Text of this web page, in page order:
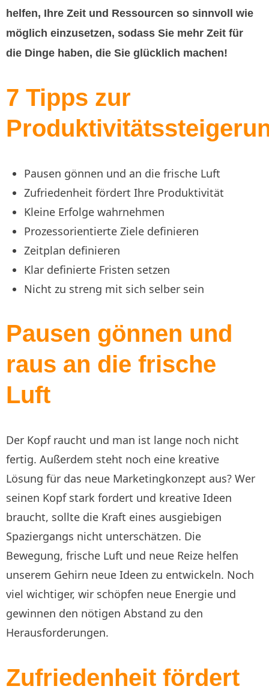
helfen, Ihre Zeit und Ressourcen so sinnvoll wie
möglich einzusetzen, sodass Sie mehr Zeit für
die Dinge haben, die Sie glücklich machen!
7 Tipps zur
Pausen gönnen und an die frische Luft
Zufriedenheit fördert Ihre Produktivität
Kleine Erfolge wahrnehmen
Prozessorientierte Ziele definieren
Zeitplan definieren
Klar definierte Fristen setzen
Nicht zu streng mit sich selber sein
Pausen gönnen und
raus an die frische
Luft
Der Kopf raucht und man ist lange noch nicht
fertig. Außerdem steht noch eine kreative
Lösung für das neue Marketingkonzept aus? Wer
seinen Kopf stark fordert und kreative Ideen
braucht, sollte die Kraft eines ausgiebigen
Spaziergangs nicht unterschätzen. Die
Bewegung, frische Luft und neue Reize helfen
unserem Gehirn neue Ideen zu entwickeln. Noch
viel wichtiger, wir schöpfen neue Energie und
gewinnen den nötigen Abstand zu den
Herausforderungen.
Zufriedenheit fördert